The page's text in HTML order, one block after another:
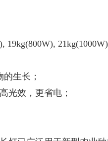
19kg(800W), 21kg(1000W)
生长；
光效，更省电；